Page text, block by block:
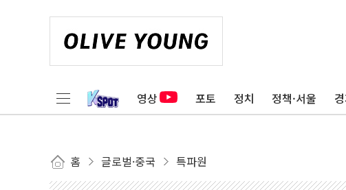
영상 포토 정치 정책·서울
홈 글로벌·중국 특파원